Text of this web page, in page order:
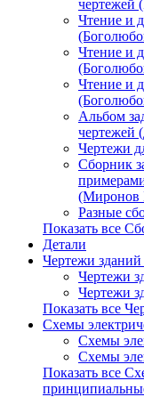
чертежей
Чтение и
Чтение и
Чтение и
Альбом
чертежей
Чертежи
Сборник
(Миронов
Разные
Показать все
Детали
Чертежи
Чертежи
Чертежи
Показать все
Схемы
Схемы
Схемы
Показать все